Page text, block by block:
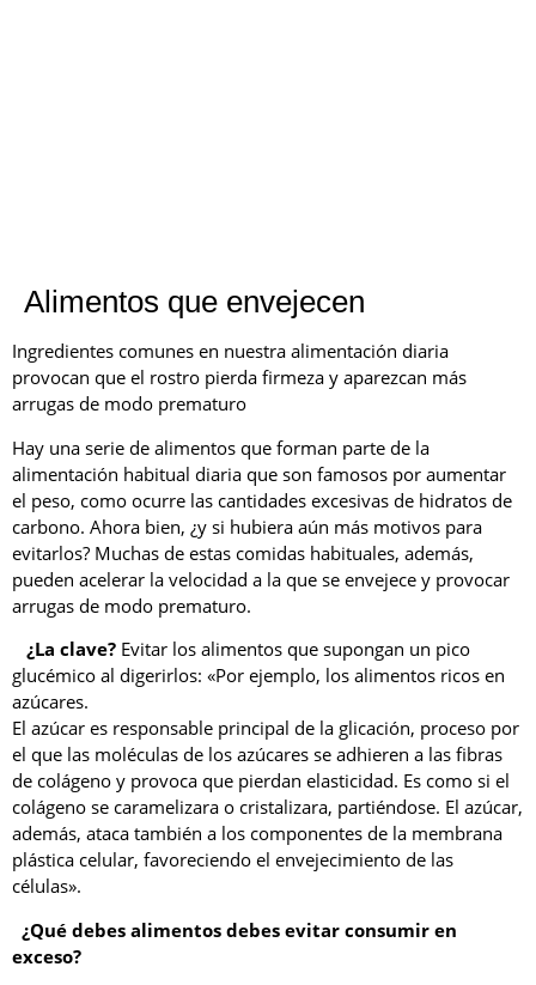
Alimentos que envejecen
Ingredientes comunes en nuestra alimentación diaria
provocan que el rostro pierda firmeza y aparezcan más
arrugas de modo prematuro
Hay una serie de alimentos que forman parte de la
alimentación habitual diaria que son famosos por aumentar
el peso, como ocurre las cantidades excesivas de hidratos de
carbono. Ahora bien, ¿y si hubiera aún más motivos para
evitarlos? Muchas de estas comidas habituales, además,
pueden acelerar la velocidad a la que se envejece y provocar
arrugas de modo prematuro.
¿La clave? Evitar los alimentos que supongan un pico
glucémico al digerirlos: «Por ejemplo, los alimentos ricos en
azúcares.
El azúcar es responsable principal de la glicación, proceso por
el que las moléculas de los azúcares se adhieren a las fibras
de colágeno y provoca que pierdan elasticidad. Es como si el
colágeno se caramelizara o cristalizara, partiéndose. El azúcar,
además, ataca también a los componentes de la membrana
plástica celular, favoreciendo el envejecimiento de las
células».
¿Qué debes alimentos debes evitar consumir en
exceso?